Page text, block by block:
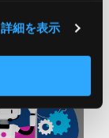
詳細を表示
ました